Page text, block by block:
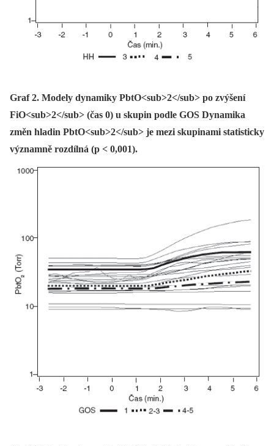
Graf 2. Modely dynamiky PbtO<sub>2</sub> po zvýšení
FiO<sub>2</sub> (čas 0) u skupin podle GOS Dynamika
změn hladin PbtO<sub>2</sub> je mezi skupinami statisticky
významně rozdílná (p < 0,001).